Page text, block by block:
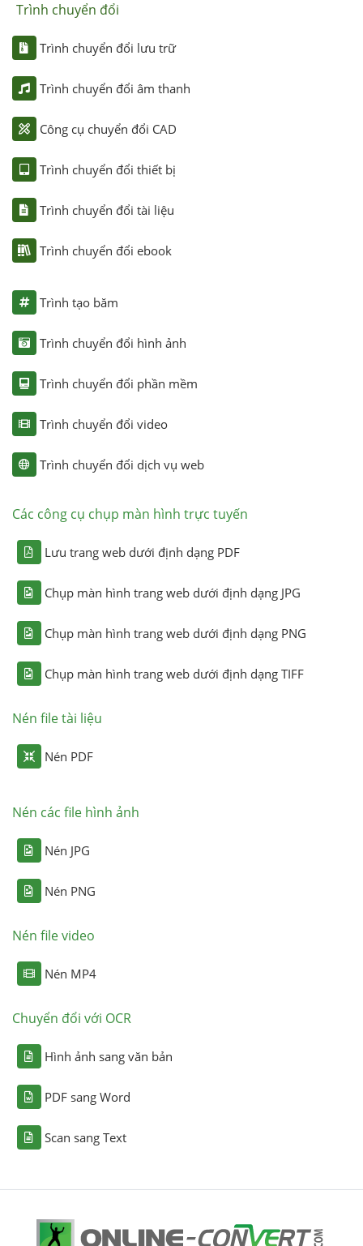
Trình chuyển đổi
Trình chuyển đổi lưu trữ
Trình chuyển đổi âm thanh
Công cụ chuyển đổi CAD
Trình chuyển đổi thiết bị
Trình chuyển đổi tài liệu
Trình chuyển đổi ebook
Trình tạo băm
Trình chuyển đổi hình ảnh
Trình chuyển đổi phần mềm
Trình chuyển đổi video
Trình chuyển đổi dịch vụ web
Các công cụ chụp màn hình trực tuyến
Lưu trang web dưới định dạng PDF
Chụp màn hình trang web dưới định dạng JPG
Chụp màn hình trang web dưới định dạng PNG
Chụp màn hình trang web dưới định dạng TIFF
Nén file tài liệu
Nén PDF
Nén các file hình ảnh
Nén JPG
Nén PNG
Nén file video
Nén MP4
Chuyển đổi với OCR
Hình ảnh sang văn bản
PDF sang Word
Scan sang Text